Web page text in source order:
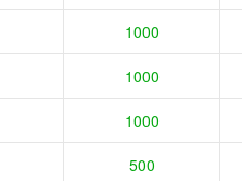
1000
1000
1000
500